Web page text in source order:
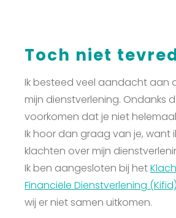
Toch niet
Ik besteed veel aandacht aan
mijn dienstverlening. Ondanks
voorkomen dat je niet
Ik hoor dan graag van je, want
klachten over mijn
Ik ben aangesloten bij het
Financiële Dienstverlening (Kifid)
wij er niet samen uitkomen.